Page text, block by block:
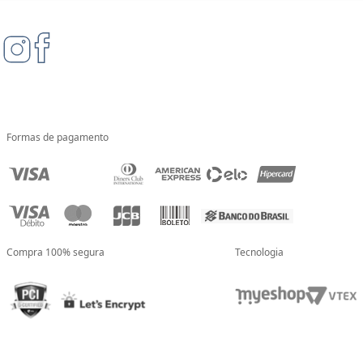
Formas de pagamento
Compra 100% segura Tecnologia